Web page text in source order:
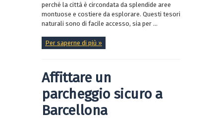
perché la città è circondata da splendide aree
montuose e costiere da esplorare. Questi tesori
naturali sono di facile accesso, sia per ...
Per saperne di più »
Affittare un
parcheggio sicuro a
Barcellona